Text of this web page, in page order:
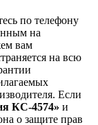
по телефону
на
вам
на всю
Если
КС-4574» и
о защите прав